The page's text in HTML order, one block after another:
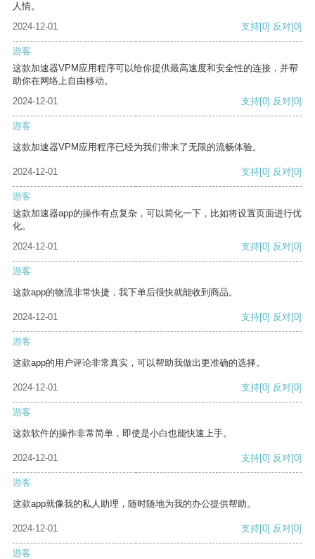
人情。
2024-12-01
支持[0] 反对[0]
游客
这款加速器VPM应用程序可以给你提供最高速度和安全性的连接，并帮
助你在网络上自由移动。
2024-12-01
支持[0] 反对[0]
游客
这款加速器VPM应用程序已经为我们带来了无限的流畅体验。
2024-12-01 支持[0] 反对[0]
游客
这款加速器app的操作有点复杂，可以简化一下，比如将设置页面进行优
化。
2024-12-01
支持[0] 反对[0]
游客
这款app的物流非常快捷，我下单后很快就能收到商品。
2024-12-01 支持[0] 反对[0]
游客
这款app的用户评论非常真实，可以帮助我做出更准确的选择。
2024-12-01 支持[0] 反对[0]
游客
这款软件的操作非常简单，即使是小白也能快速上手。
2024-12-01 支持[0] 反对[0]
游客
这款app就像我的私人助理，随时随地为我的办公提供帮助。
2024-12-01 支持[0] 反对[0]
游客